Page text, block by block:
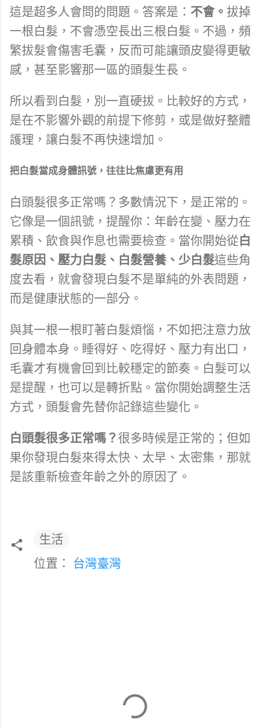
這是超多人會問的問題。答案是： 不會。 拔掉
一根白髮，不會憑空長出三根白髮。不過，頻
繁拔髮會傷害毛囊，反而可能讓頭皮變得更敏
感，甚至影響那一區的頭髮生長。
所以看到白髮，別一直硬拔。比較好的方式，
是在不影響外觀的前提下修剪，或是做好整體
護理，讓白髮不再快速增加。
把白髮當成身體訊號，往往比焦慮更有用
白頭髮很多正常嗎？多數情況下，是正常的。
它像是一個訊號，提醒你：年齡在變、壓力在
累積、飲食與作息也需要檢查。當你開始從白
髮原因、壓力白髮、白髮營養、少白髮這些角
度去看，就會發現白髮不是單純的外表問題，
而是健康狀態的一部分。
與其一根一根盯著白髮煩惱，不如把注意力放
回身體本身。睡得好、吃得好、壓力有出口，
毛囊才有機會回到比較穩定的節奏。白髮可以
是提醒，也可以是轉折點。當你開始調整生活
方式，頭髮會先替你記錄這些變化。
白頭髮很多正常嗎？很多時候是正常的；但如
果你發現白髮來得太快、太早、太密集，那就
是該重新檢查年齡之外的原因了。
生活
位置： 台灣臺灣